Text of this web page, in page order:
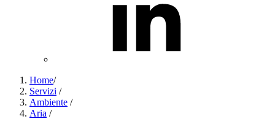
Home/
Servizi /
Ambiente /
Aria /